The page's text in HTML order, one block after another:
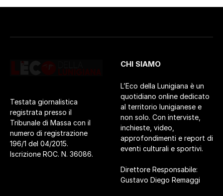
Testata giornalistica
registrata presso il
Tribunale di Massa con il
numero di registrazione
196/1 del 04/2015.
Iscrizione ROC. N. 36086.
CHI SIAMO
L’Eco della Lunigiana è un
quotidiano online dedicato
al territorio lunigianese e
non solo. Con interviste,
inchieste, video,
approfondimenti e report di
eventi culturali e sportivi.
Direttore Responsabile:
Gustavo Diego Remaggi